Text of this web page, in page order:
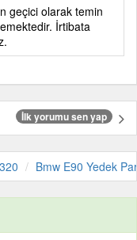
geçici olarak temin
İrtibata
İlk yorumu sen yap
Bmw E90 Yedek